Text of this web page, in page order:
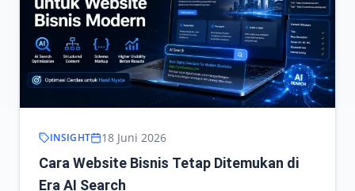
INSIGHT 18 Juni 2026
Cara Website Bisnis Tetap Ditemukan di
Era AI Search